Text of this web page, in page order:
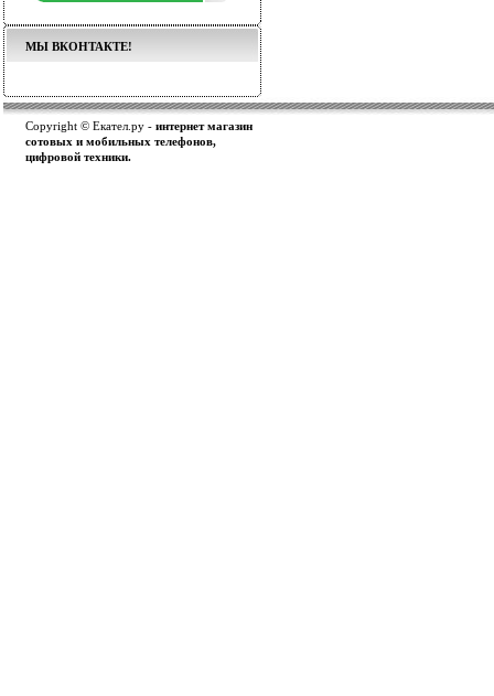
МЫ ВКОНТАКТЕ!
Copyright © Екател.ру - интернет магазин
сотовых и мобильных телефонов,
цифровой техники.